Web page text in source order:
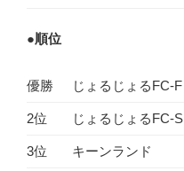
●順位
優勝 じょるじょるFC-F
2位 じょるじょるFC-S
3位 キーンランド